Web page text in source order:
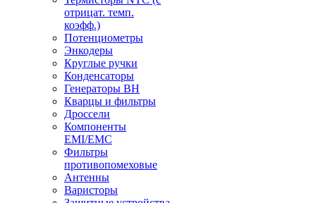
отрицат. темп.
коэфф.)
Потенциометры
Энкодеры
Круглые ручки
Конденсаторы
Генераторы ВН
Кварцы и фильтры
Дроссели
Компоненты
EMI/EMC
Фильтры
противопомеховые
Антенны
Варисторы